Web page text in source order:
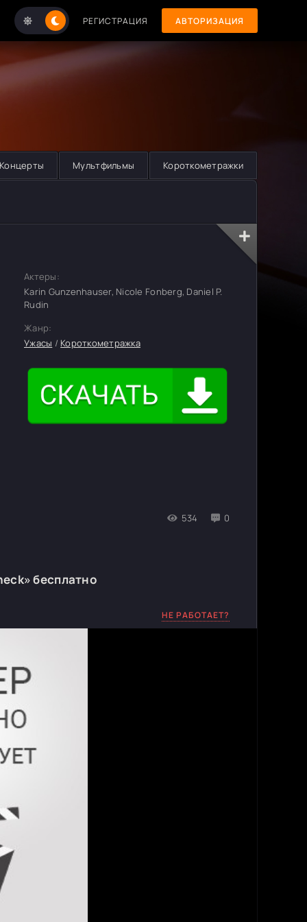
РЕГИСТРАЦИЯ АВТОРИЗАЦИЯ
Концерты Мультфильмы Короткометражки
534 0
Актеры:
Karin Gunzenhauser, Nicole Fonberg, Daniel P.
Rudin
Жанр:
Ужасы / Короткометражка
бесплатно
НЕ РАБОТАЕТ?